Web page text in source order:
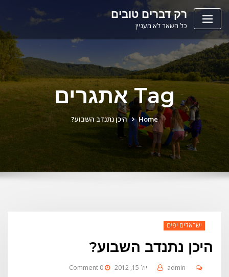
content
רק דברים טובים
כל השאר לא מעניין
Tag אתגרים
Home היכן נתנדב השבוע?
ישראלים יפים
היכן נתנדב השבוע?
יול 15, 2012 admin
0 Comment